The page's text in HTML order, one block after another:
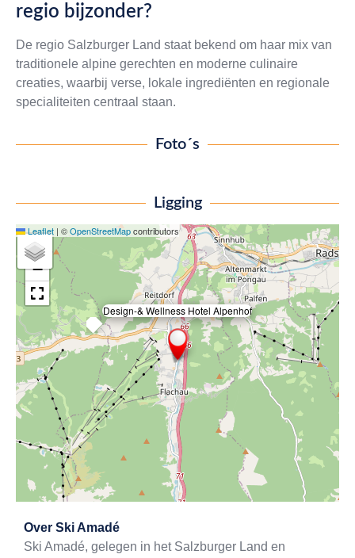
regio bijzonder?
De regio Salzburger Land staat bekend om haar mix van
traditionele alpine gerechten en moderne culinaire
creaties, waarbij verse, lokale ingrediënten en regionale
specialiteiten centraal staan.
Foto´s
Ligging
Design-& Wellness Hotel Alpenhof
×
+
−
Leaflet | ©OpenStreetMapcontributors
Over Ski Amadé
Ski Amadé, gelegen in het Salzburger Land en